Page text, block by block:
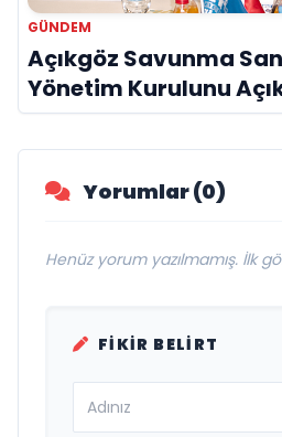
GÜNDEM
Açıkgöz Savunma
Yönetim Kurulunu
Savunma Sanayinde
Vurgusu
Yorumlar (0)
Henüz yorum yazılmamış. İlk
FIKIR BELIRT